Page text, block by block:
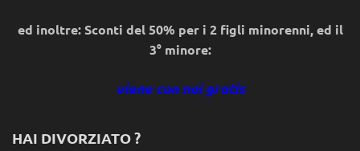
ed inoltre: Sconti del 50% per i 2 figli minorenni, ed il
3° minore:
viene con noi gratis
HAI DIVORZIATO ?